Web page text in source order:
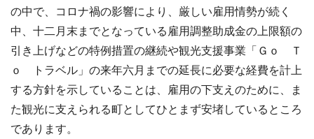
の中で、コロナ禍の影響により、厳しい雇用情勢が続く
中、十二月末までとなっている雇用調整助成金の上限額の
引き上げなどの特例措置の継続や観光支援事業「Ｇｏ Ｔ
ｏ トラベル」の来年六月までの延長に必要な経費を計上
する方針を示していることは、雇用の下支えのために、ま
た観光に支えられる町としてひとまず安堵しているところ
であります。